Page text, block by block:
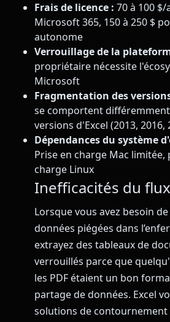
Frais de licence : 70 à 100
Microsoft 365, 150 à 250 $
autonome
Verrouillage de la
propriétaire nécessite
Microsoft
Fragmentation des
se comportent
versions d'Excel (2013, 2016,
Dépendances du système
Prise en charge Mac limitée,
charge Linux
Inefficacités du
Lorsque vous avez besoin
données piégées dans
extrayez des tableaux de
verrouillés parce que
les PDF étaient un bon
partage de données. Excel
solutions de contournement